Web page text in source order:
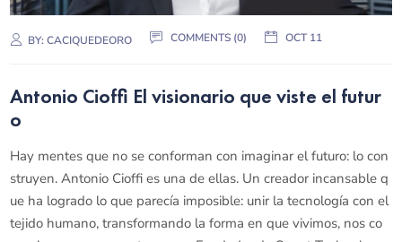
BY:CACIQUEDEORO COMMENTS (0) OCT 11
Antonio Cioffi El visionario que viste el futur
o
Hay mentes que no se conforman con imaginar el futuro: lo con
struyen. Antonio Cioffi es una de ellas. Un creador incansable q
ue ha logrado lo que parecía imposible: unir la tecnología con el
tejido humano, transformando la forma en que vivimos, nos co